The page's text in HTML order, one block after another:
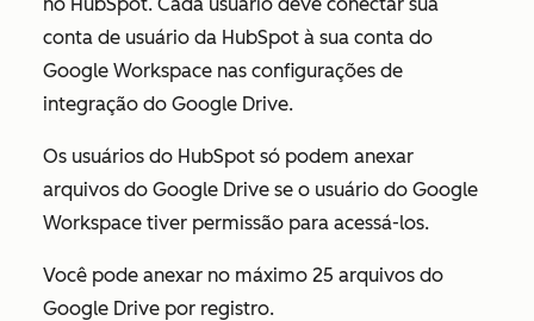
conta de usuário da HubSpot à sua conta do
Google Workspace nas configurações de
integração do Google Drive.
Os usuários do HubSpot só podem anexar
arquivos do Google Drive se o usuário do Google
Workspace tiver permissão para acessá-los.
Você pode anexar no máximo 25 arquivos do
Google Drive por registro.